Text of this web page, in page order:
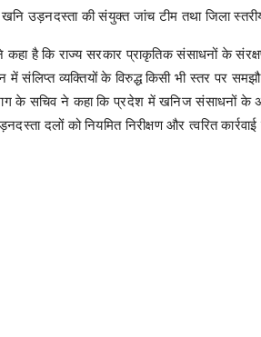
खनि उड़नदस्ता की संयुक्त जांच टीम तथा जिला
कहा है कि राज्य सरकार प्राकृतिक संसाधनों के
व्यक्तियों के विरुद्ध किसी भी स्तर पर
के सचिव ने कहा कि प्रदेश में खनिज संसाधनों के
दलों को नियमित निरीक्षण और त्वरित